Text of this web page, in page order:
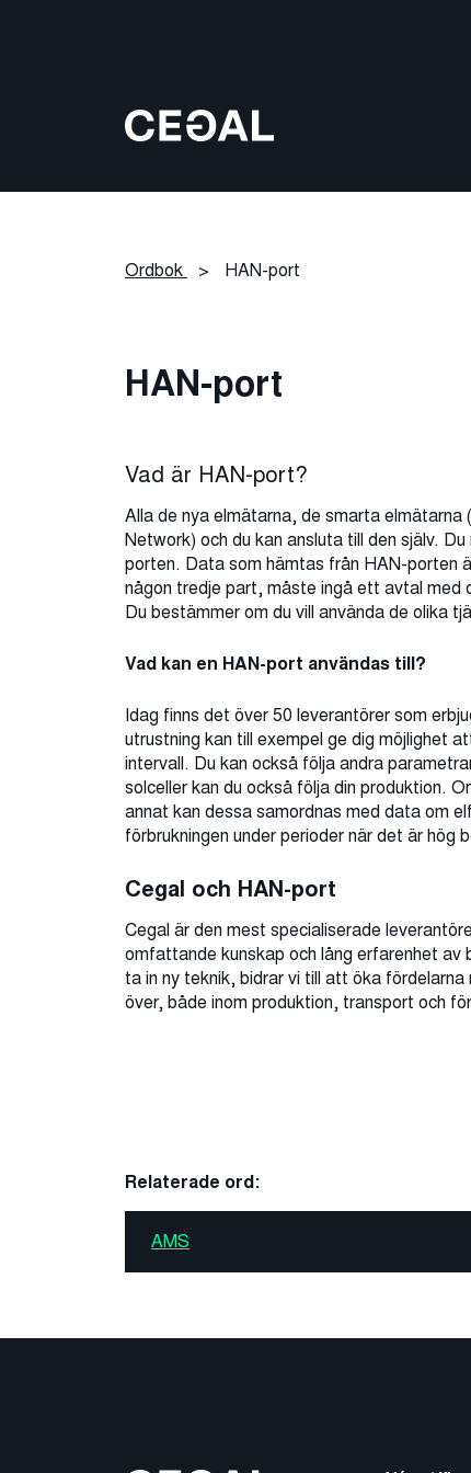
Ordbok > HAN-port
HAN-port
Vad är HAN-port?
Alla de nya elmätarna, de smarta
Network) och du kan ansluta till den själv.
porten. Data som hämtas från HAN-porten
någon tredje part, måste ingå ett avtal med
Du bestämmer om du vill använda de olika
Vad kan en HAN-port användas till?
Idag finns det över 50 leverantörer som
utrustning kan till exempel ge dig möjlighet
intervall. Du kan också följa andra
solceller kan du också följa din produktion.
annat kan dessa samordnas med data om
förbrukningen under perioder när det är hög
Cegal och HAN-port
Cegal är den mest specialiserade
omfattande kunskap och lång erfarenhet av
ta in ny teknik, bidrar vi till att öka
över, både inom produktion, transport och
Relaterade ord:
AMS